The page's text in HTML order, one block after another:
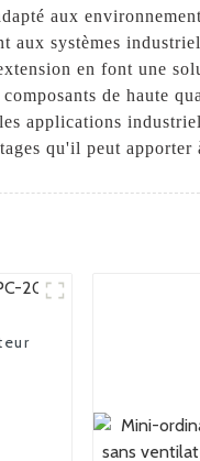
aux
systèmes
en font une
de haute
applications
qu'il peut apporter